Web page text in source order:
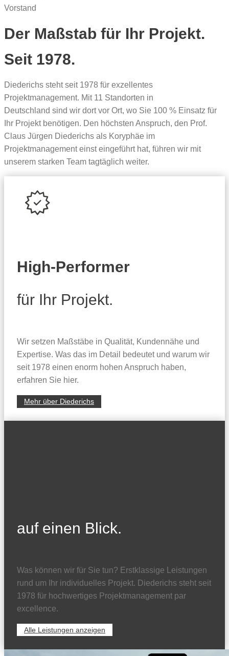
Vorstand
Der Maßstab für Ihr Projekt.
Seit 1978.
Diederichs steht seit 1978 für exzellentes
Projektmanagement. Mit 11 Standorten in
Deutschland sind wir dort vor Ort, wo Sie 100 % Einsatz für
Ihr Projekt benötigen. Den höchsten Anspruch, den Prof.
Claus Jürgen Diederichs als Koryphäe im
Projektmanagement einst eingeführt hat, führen wir mit
unserem starken Team tagtäglich weiter.
High-Performer
für Ihr Projekt.
Wir setzen Maßstäbe in Qualität, Kundennähe und
Expertise. Was das im Detail bedeutet und warum wir
seit 1978 einen enorm hohen Anspruch haben,
erfahren Sie hier.
Mehr über Diederichs
auf einen Blick.
Was können wir für Sie tun? Erstklassige Leistungen
rund um Ihr individuelles Projekt. Diederichs steht seit
1978 für hochwertiges Projektmanagement par
excellence.
Alle Leistungen anzeigen